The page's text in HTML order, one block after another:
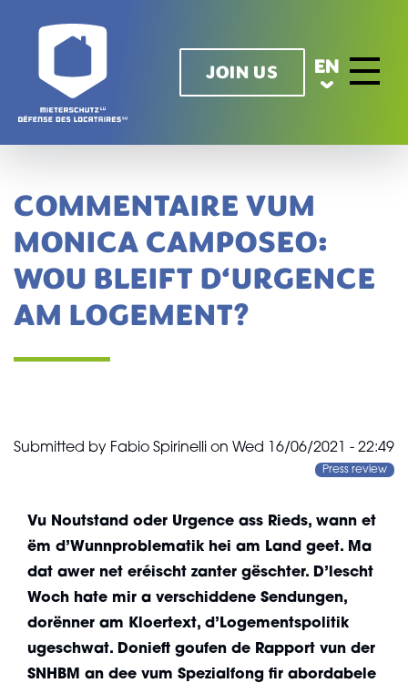
JOIN US EN
Toggle
COMMENTAIRE VUM
MONICA CAMPOSEO:
WOU BLEIFT D‘URGENCE
AM LOGEMENT?
Submitted by Fabio Spirinelli on Wed 16/06/2021 - 22:49
Press review
Vu Noutstand oder Urgence ass Rieds, wann et
ëm d’Wunnproblematik hei am Land geet. Ma
dat awer net eréischt zanter gëschter. D’lescht
Woch hate mir a verschiddene Sendungen,
dorënner am Kloertext, d’Logementspolitik
ugeschwat. Donieft goufen de Rapport vun der
SNHBM an dee vum Spezialfong fir abordabele